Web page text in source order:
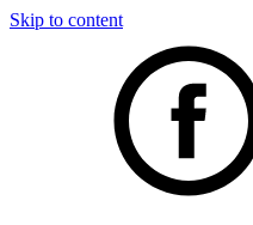
Skip to content